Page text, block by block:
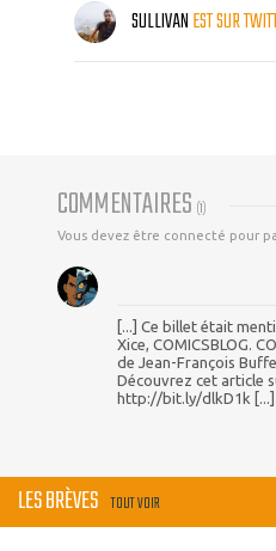
SULLIVANEST SUR
COMMENTAIRES (1)
Vous devez être connecté pour
[...] Ce billet était
Xice, COMICSBLOG.
de Jean-François
Découvrez cet article
http://bit.ly/dlkD1k [...]
LES BRÈVES TOUT VOIR